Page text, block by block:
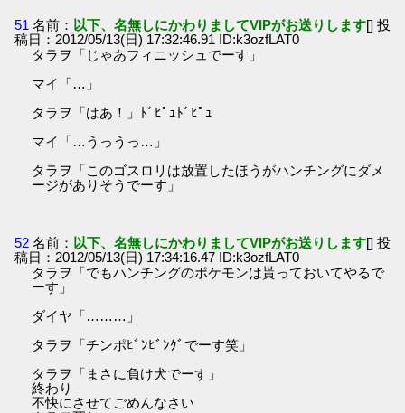
51 名前： 以下、名無しにかわりましてVIPがお送りします[] 投
稿日：2012/05/13(日) 17:32:46.91 ID:k3ozfLAT0
タラヲ「じゃあフィニッシュでーす」
マイ「…」
タラヲ「はあ！」ﾄﾞﾋﾟｭﾄﾞﾋﾟｭ
マイ「…うっうっ…」
タラヲ「このゴスロリは放置したほうがハンチングにダメ
ージがありそうでーす」
52 名前： 以下、名無しにかわりましてVIPがお送りします[] 投
稿日：2012/05/13(日) 17:34:16.47 ID:k3ozfLAT0
タラヲ「でもハンチングのポケモンは貰っておいてやるで
ーす」
ダイヤ「………」
タラヲ「チンポﾋﾞﾝﾋﾞﾝｸﾞでーす笑」
タラヲ「まさに負け犬でーす」
終わり
不快にさせてごめんなさい